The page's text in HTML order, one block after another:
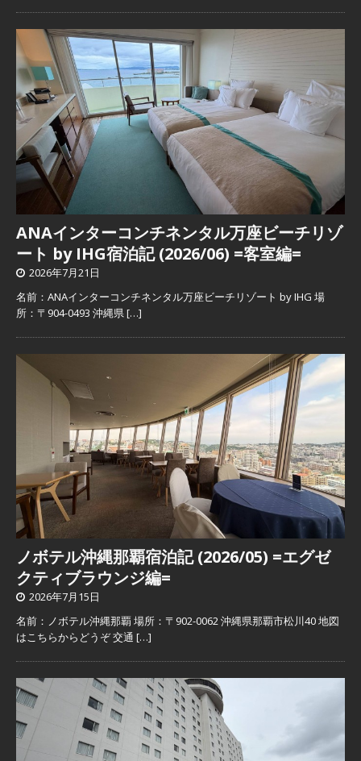
ANAインターコンチネンタル万座ビーチリゾ
ート by IHG宿泊記 (2026/06) =客室編=
2026年7月21日
名前：ANAインターコンチネンタル万座ビーチリゾート by IHG 場
所：〒904-0493 沖縄県[…]
ノボテル沖縄那覇宿泊記 (2026/05) =エグゼ
クティブラウンジ編=
2026年7月15日
名前：ノボテル沖縄那覇 場所：〒902-0062 沖縄県那覇市松川40 地図
はこちらからどうぞ 交通 […]